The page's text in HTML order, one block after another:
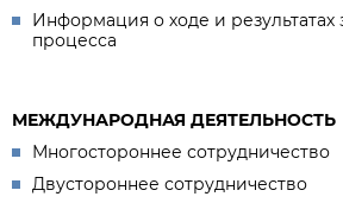
Информация о ходе и результатах
процесса
МЕЖДУНАРОДНАЯ ДЕЯТЕЛЬНОСТЬ
Многостороннее сотрудничество
Двустороннее сотрудничество